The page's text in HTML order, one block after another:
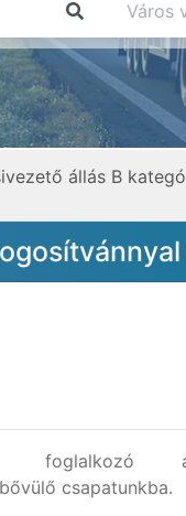
állás B
foglalkozó
csapatunkba.